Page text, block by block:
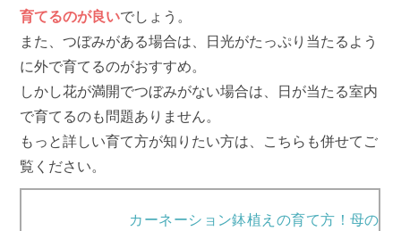
育てるのが良いでしょう。
また、つぼみがある場合は、日光がたっぷり当たるよう
に外で育てるのがおすすめ。
しかし花が満開でつぼみがない場合は、日が当たる室内
で育てるのも問題ありません。
もっと詳しい育て方が知りたい方は、こちらも併せてご
覧ください。
カーネーション鉢植えの育て方！母の